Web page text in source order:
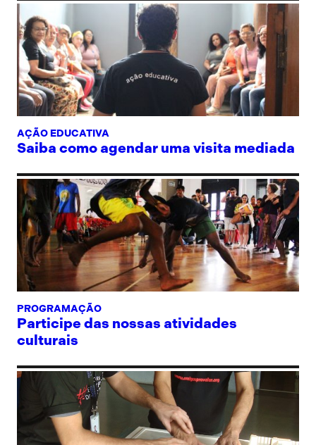
AÇÃO EDUCATIVA
Saiba como agendar uma visita mediada
PROGRAMAÇÃO
Participe das nossas atividades
culturais